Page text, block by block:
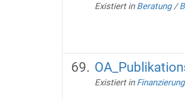
Existiert in Beratung /
Existiert in Finanzierung